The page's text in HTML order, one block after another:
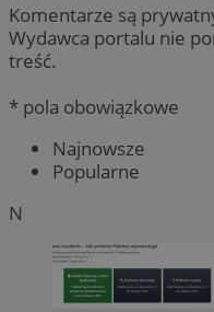
Komentarze są
Wydawca portalu nie
treść.
* pola obowiązkowe
Najnowsze
Popularne
N